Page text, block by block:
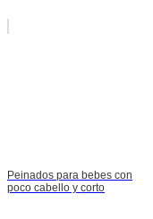
Peinados para bebes con
poco cabello y corto